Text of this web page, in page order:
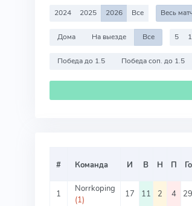
2024 2025 2026 Все Весь
Дома На выезде Все 5
Победа до 1.5 Победа соп. до 1.5
# Команда И В Н П
1
Norrkoping
(1)
17 11 2 4